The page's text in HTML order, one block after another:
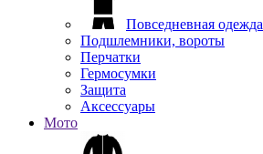
Повседневная одежда
Подшлемники, вороты
Перчатки
Гермосумки
Защита
Аксессуары
Мото